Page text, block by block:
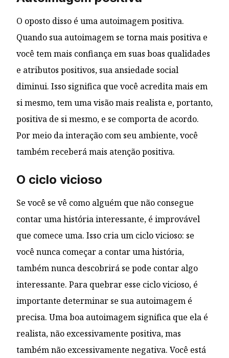
O oposto disso é uma autoimagem positiva.
Quando sua autoimagem se torna mais positiva e
você tem mais confiança em suas boas qualidades
e atributos positivos, sua ansiedade social
diminui. Isso significa que você acredita mais em
si mesmo, tem uma visão mais realista e, portanto,
positiva de si mesmo, e se comporta de acordo.
Por meio da interação com seu ambiente, você
também receberá mais atenção positiva.
O ciclo vicioso
Se você se vê como alguém que não consegue
contar uma história interessante, é improvável
que comece uma. Isso cria um ciclo vicioso: se
você nunca começar a contar uma história,
também nunca descobrirá se pode contar algo
interessante. Para quebrar esse ciclo vicioso, é
importante determinar se sua autoimagem é
precisa. Uma boa autoimagem significa que ela é
realista, não excessivamente positiva, mas
também não excessivamente negativa. Você está